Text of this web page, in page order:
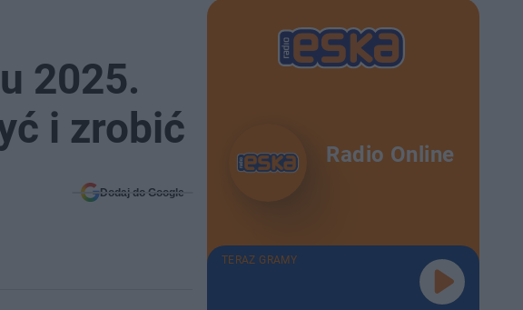
2025.
i zrobić
Dodaj do Google
Radio Online
TERAZ GRAMY